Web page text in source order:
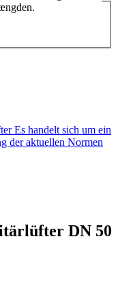
Es handelt sich um ein
der aktuellen Normen
DN 50